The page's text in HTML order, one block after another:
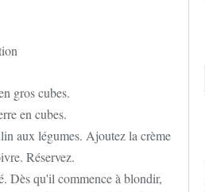
gros cubes.
en cubes.
aux légumes. Ajoutez la crème
Réservez.
Dès qu'il commence à blondir,